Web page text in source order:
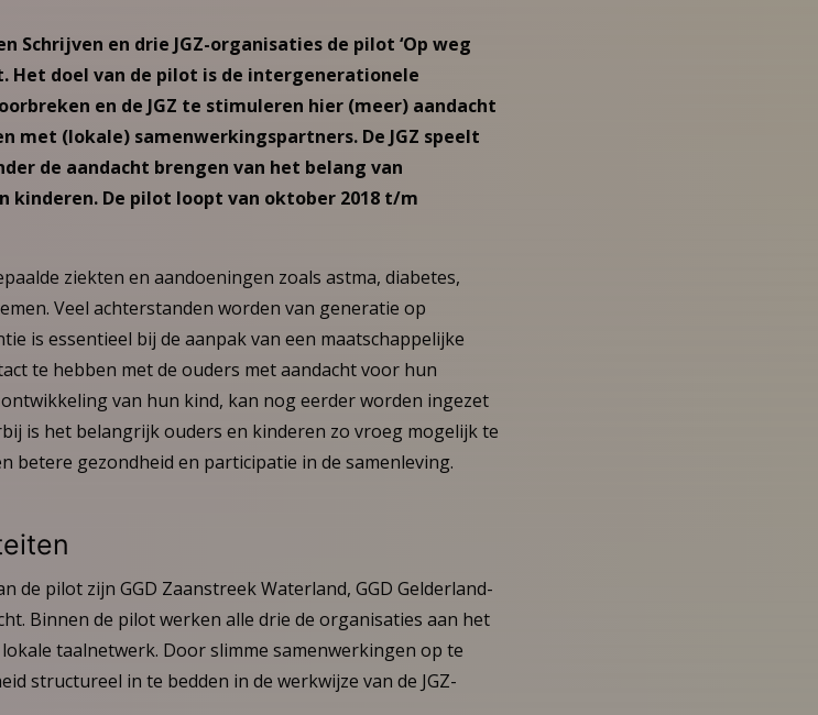
Schrijven en drie JGZ-organisaties de pilot ‘Op weg
Het doel van de pilot is de intergenerationele
en de JGZ te stimuleren hier (meer) aandacht
met (lokale) samenwerkingspartners. De JGZ speelt
de aandacht brengen van het belang van
De pilot loopt van oktober 2018 t/m
ziekten en aandoeningen zoals astma, diabetes,
Veel achterstanden worden van generatie op
is essentieel bij de aanpak van een maatschappelijke
te hebben met de ouders met aandacht voor hun
van hun kind, kan nog eerder worden ingezet
is het belangrijk ouders en kinderen zo vroeg mogelijk te
betere gezondheid en participatie in de samenleving.
de pilot zijn GGD Zaanstreek Waterland, GGD Gelderland-
Binnen de pilot werken alle drie de organisaties aan het
taalnetwerk. Door slimme samenwerkingen op te
structureel in te bedden in de werkwijze van de JGZ-